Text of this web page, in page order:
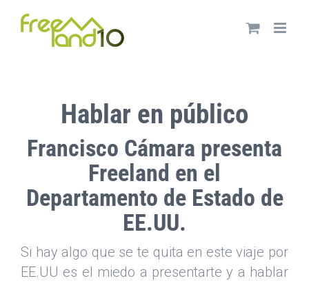
Hablar en público
Francisco Cámara presenta
Freeland en el
Departamento de Estado de
EE.UU.
Si hay algo que se te quita en este viaje por
EE.UU es el miedo a presentarte y a hablar